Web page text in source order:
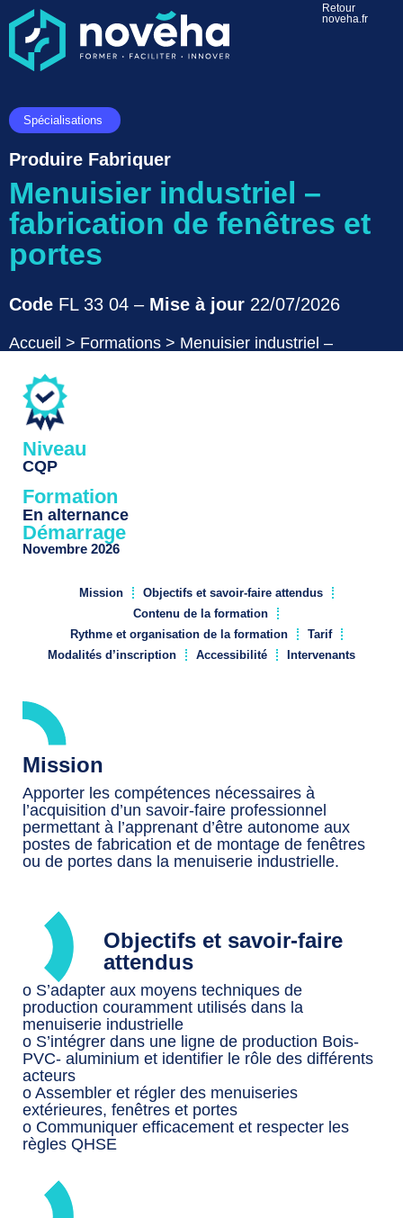
Retour
noveha.fr
Spécialisations
Produire Fabriquer
Menuisier industriel –
fabrication de fenêtres et
portes
Code FL 33 04 – Mise à jour 22/07/2026
Accueil > Formations > Menuisier industriel –
Niveau
CQP
Formation
En alternance
Démarrage
Novembre 2026
Mission
Objectifs et savoir-faire attendus
Contenu de la formation
Rythme et organisation de la formation
Tarif
Modalités d’inscription
Accessibilité Intervenants
Mission
Apporter les compétences nécessaires à
l’acquisition d’un savoir-faire professionnel
permettant à l’apprenant d’être autonome aux
postes de fabrication et de montage de fenêtres
ou de portes dans la menuiserie industrielle.
Objectifs et savoir-faire
attendus
o S’adapter aux moyens techniques de
production couramment utilisés dans la
menuiserie industrielle
o S’intégrer dans une ligne de production Bois-
PVC- aluminium et identifier le rôle des différents
acteurs
o Assembler et régler des menuiseries
extérieures, fenêtres et portes
o Communiquer efficacement et respecter les
règles QHSE